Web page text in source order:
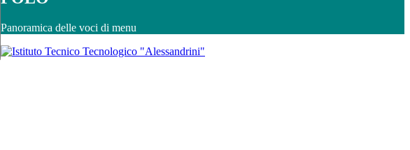
Panoramica delle voci di menu